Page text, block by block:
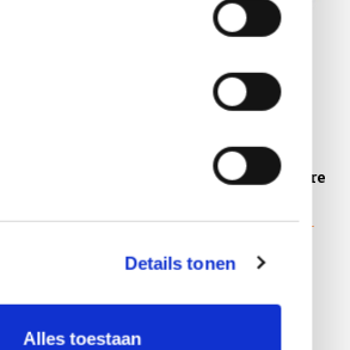
Details tonen
Alles toestaan
Elephant tuinbank
220x61xH91 cm teak zware
Klik op het product voor meer
Incl. btw